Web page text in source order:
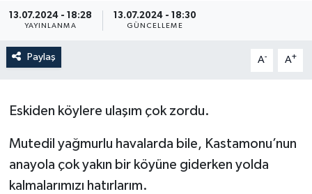
13.07.2024 - 18:28
YAYINLANMA
13.07.2024 - 18:30
GÜNCELLEME
Paylaş A- A+
Eskiden köylere ulaşım çok zordu.
Mutedil yağmurlu havalarda bile, Kastamonu’nun
anayola çok yakın bir köyüne giderken yolda
kalmalarımızı hatırlarım.